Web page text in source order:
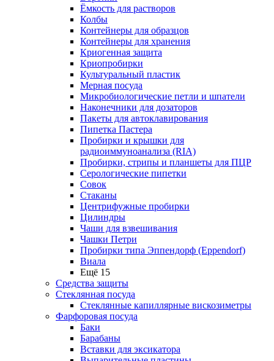
Ёмкость для растворов
Колбы
Контейнеры для образцов
Контейнеры для хранения
Криогенная защита
Криопробирки
Культуральный пластик
Мерная посуда
Микробиологические петли и шпатели
Наконечники для дозаторов
Пакеты для автоклавирования
Пипетка Пастера
Пробирки и крышки для
радиоиммуноанализа (RIA)
Пробирки, стрипы и планшеты для ПЦР
Серологические пипетки
Совок
Стаканы
Центрифужные пробирки
Цилиндры
Чаши для взвешивания
Чашки Петри
Пробирки типа Эппендорф (Eppendorf)
Виала
Ещё 15
Средства защиты
Стеклянная посуда
Стеклянные капиллярные вискозиметры
Фарфоровая посуда
Баки
Барабаны
Вставки для эксикатора